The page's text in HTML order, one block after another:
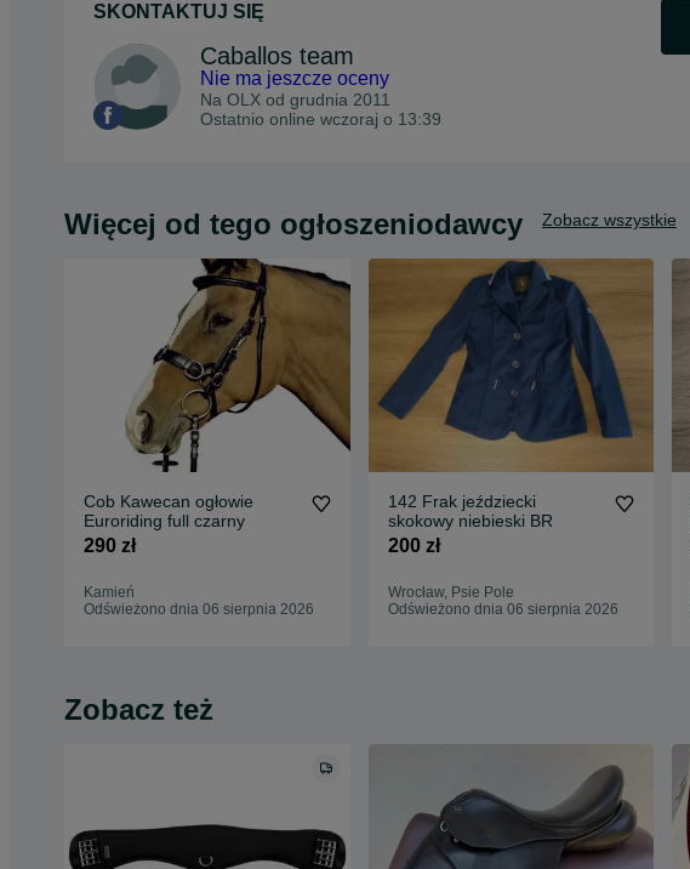
SKONTAKTUJ SIĘ
Caballos team
Nie ma jeszcze oceny
Na OLX od grudnia 2011
Ostatnio online wczoraj o 13:39
Więcej od tego ogłoszeniodawcy Zobacz wszystkie
Cob Kawecan ogłowie
Euroriding full czarny
290 zł
Kamień
Odświeżono dnia 06 sierpnia 2026
142 Frak jeździecki
skokowy niebieski BR
200 zł
Wrocław, Psie Pole
Odświeżono dnia 06 sierpnia 2026
Zobacz też